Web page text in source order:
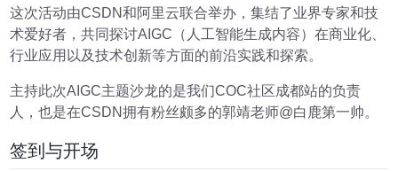
这次活动由CSDN和阿里云联合举办，集结了业界专家和技
术爱好者，共同探讨AIGC（人工智能生成内容）在商业化、
行业应用以及技术创新等方面的前沿实践和探索。
主持此次AIGC主题沙龙的是我们COC社区成都站的负责
人，也是在CSDN拥有粉丝颇多的郭靖老师@白鹿第一帅。
签到与开场